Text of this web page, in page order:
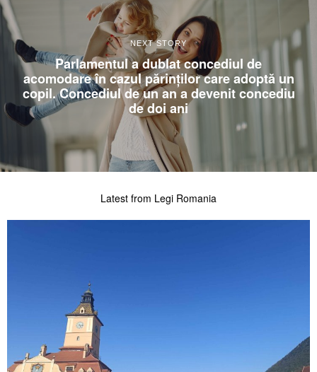
NEXT STORY
Parlamentul a dublat concediul de
acomodare în cazul părinților care adoptă un
copil. Concediul de un an a devenit concediu
de doi ani
Latest from Legi Romania